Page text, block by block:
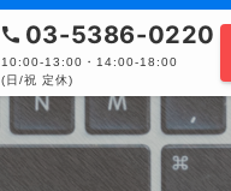
03-5386-0220
10:00-13:00・14:00-18:00
(日/祝 定休)